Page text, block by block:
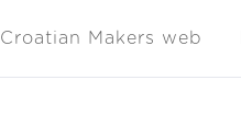
Croatian Makers web